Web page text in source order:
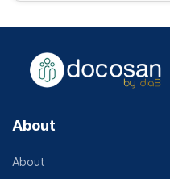
About
About